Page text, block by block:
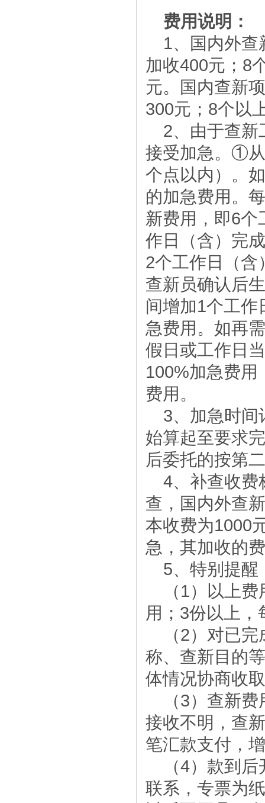
费用说明：
1、国内外查
加收400元；8
元。国内查新
300元；8个以
2、由于查新
接受加急。①
个点以内）。
的加急费用。
新费用，即6个
作日（含）完
2个工作日（含
查新员确认后
间增加1个工作
急费用。如再
假日或工作日
100%加急费用
费用。
3、加急时
始算起至要求
后委托的按第
4、补查收费
查，国内外查
本收费为1000
急，其加收的
5、特别提醒
（1）以上
用；3份以上
（2）对已
称、查新目的
体情况协商收
（3）查新
接收不明，查
笔汇款支付，
（4）款到
联系，专票为